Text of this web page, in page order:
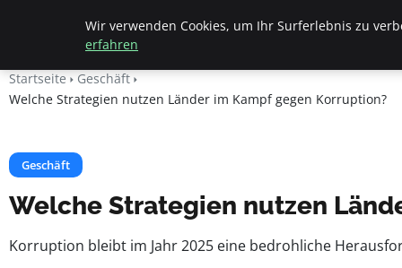
Geheimesleben
Startseite
Geschäft
Welche Strategien nutzen Länder im Kampf gegen Korruption?
Geschäft
Welche Strategien nutzen
Korruption bleibt im Jahr 2025 eine bedrohliche
Wir verwenden Cookies, um Ihr Surferlebnis zu
erfahren